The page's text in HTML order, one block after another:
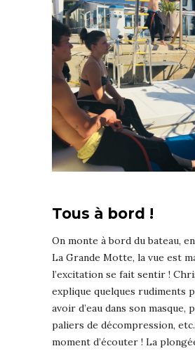
Tous à bord !
On monte à bord du bateau,
La Grande Motte, la vue est
l’excitation se fait sentir !
explique quelques rudiments
avoir d’eau dans son masque,
paliers de décompression, etc.
moment d’écouter ! La